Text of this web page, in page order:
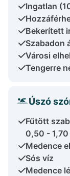
Ingatlan
Bekerített
Szabadon
Városi
Tengerre
Úszó
Fűtött
0,50 -
Medence
Sós víz
Medence